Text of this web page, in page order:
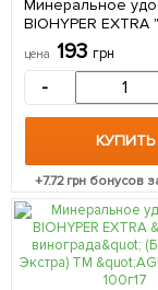
Минеральное
BIOHYPER EXTRA
малины"
Экстра) ТМ "AGRO-
цена 193 грн
-
КУПИТЬ
+7.72грн бонусов